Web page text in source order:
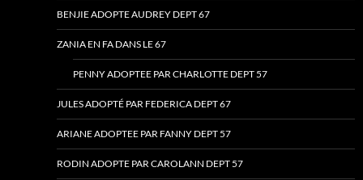
BENJIE ADOPTE AUDREY DEPT 67
ZANIA EN FA DANS LE 67
PENNY ADOPTEE PAR CHARLOTTE DEPT 57
JULES ADOPTÉ PAR FEDERICA DEPT 67
ARIANE ADOPTEE PAR FANNY DEPT 57
RODIN ADOPTE PAR CAROLANN DEPT 57